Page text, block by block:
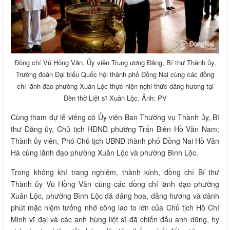
Đồng chí Vũ Hồng Văn, Ủy viên Trung ương Đảng, Bí thư Thành ủy,
Trưởng đoàn Đại biểu Quốc hội thành phố Đồng Nai cùng các đồng
chí lãnh đạo phường Xuân Lộc thực hiện nghi thức dâng hương tại
Đền thờ Liệt sĩ Xuân Lộc. Ảnh: PV
Cùng tham dự lễ viếng có Ủy viên Ban Thường vụ Thành ủy, Bí
thư Đảng ủy, Chủ tịch HĐND phường Trấn Biên Hồ Văn Nam;
Thành ủy viên, Phó Chủ tịch UBND thành phố Đồng Nai Hồ Văn
Hà cùng lãnh đạo phường Xuân Lộc và phường Bình Lộc.
Trong không khí trang nghiêm, thành kính, đồng chí Bí thư
Thành ủy Vũ Hồng Văn cùng các đồng chí lãnh đạo phường
Xuân Lộc, phường Bình Lộc đã dâng hoa, dâng hương và dành
phút mặc niệm tưởng nhớ công lao to lớn của Chủ tịch Hồ Chí
Minh vĩ đại và các anh hùng liệt sĩ đã chiến đấu anh dũng, hy